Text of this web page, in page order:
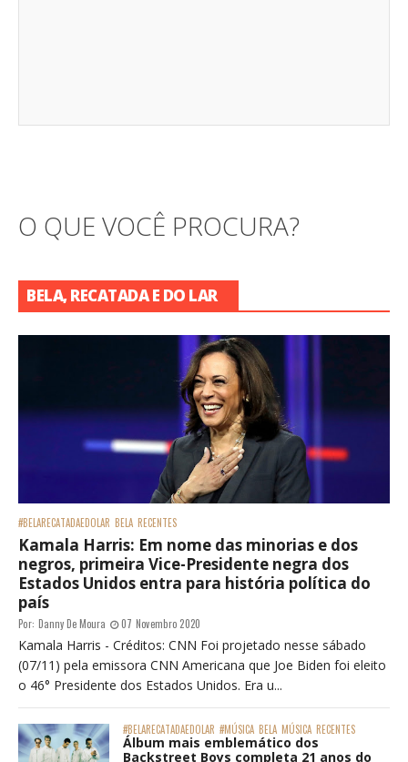
O QUE VOCÊ PROCURA?
BELA, RECATADA E DO LAR
#BELARECATADAEDOLAR BELA RECENTES
Kamala Harris: Em nome das minorias e dos
negros, primeira Vice-Presidente negra dos
Estados Unidos entra para história política do
país
Por: Danny De Moura 07 Novembro 2020
Kamala Harris - Créditos: CNN Foi projetado nesse sábado
(07/11) pela emissora CNN Americana que Joe Biden foi eleito
o 46° Presidente dos Estados Unidos. Era u...
#BELARECATADAEDOLAR #MÚSICA BELA MÚSICA RECENTES
Álbum mais emblemático dos
Backstreet Boys completa 21 anos do